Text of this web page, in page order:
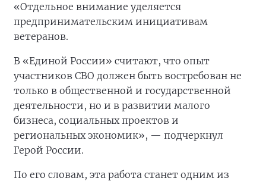
«Отдельное внимание уделяется
предпринимательским инициативам
ветеранов.
В «Единой России» считают, что опыт
участников СВО должен быть востребован не
только в общественной и государственной
деятельности, но и в развитии малого
бизнеса, социальных проектов и
региональных экономик», — подчеркнул
Герой России.
По его словам, эта работа станет одним из